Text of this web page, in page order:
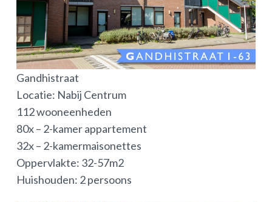
Gandhistraat
Locatie: Nabij Centrum
112 wooneenheden
80x – 2-kamer appartement
32x – 2-kamermaisonettes
Oppervlakte: 32-57m2
Huishouden: 2 persoons